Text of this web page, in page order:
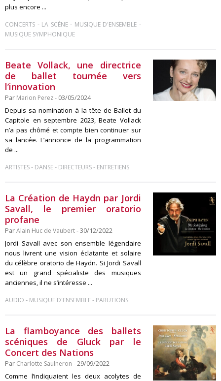
plus encore ...
CONCERTS - LA SCÈNE- MUSIQUE D'ENSEMBLE -
MUSIQUE SYMPHONIQUE
Beate Vollack, une directrice
de ballet tournée vers
l’innovation
Par Marion Perez- 03/05/2024
Depuis sa nomination à la tête de Ballet du
Capitole en septembre 2023, Beate Vollack
n’a pas chômé et compte bien continuer sur
sa lancée. L’annonce de la programmation
de ...
ARTISTES- DANSE- DIRECTEURS- ENTRETIENS
La Création de Haydn par Jordi
Savall, le premier oratorio
profane
ParAlain Huc de Vaubert- 30/12/2022
Jordi Savall avec son ensemble légendaire
nous livrent une vision éclatante et solaire
du célèbre oratorio de Haydn. Si Jordi Savall
est un grand spécialiste des musiques
anciennes, il ne s’intéresse ...
AUDIO - MUSIQUE D'ENSEMBLE- PARUTIONS
La flamboyance des ballets
scéniques de Gluck par le
Concert des Nations
Par Charlotte Saulneron - 29/09/2022
Comme l’indiquaient les deux acolytes de